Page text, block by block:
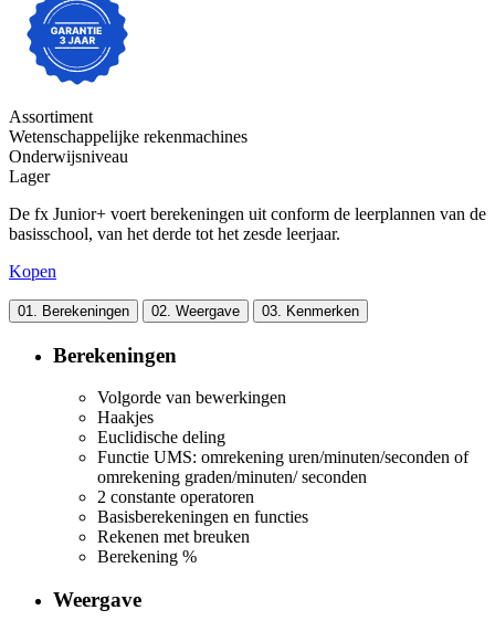
Assortiment
Wetenschappelijke rekenmachines
Onderwijsniveau
Lager
De fx Junior+ voert berekeningen uit conform de leerplannen van de
basisschool, van het derde tot het zesde leerjaar.
Kopen
01. Berekeningen 02. Weergave 03. Kenmerken
Berekeningen
Volgorde van bewerkingen
Haakjes
Euclidische deling
Functie UMS: omrekening uren/minuten/seconden of
omrekening graden/minuten/ seconden
2 constante operatoren
Basisberekeningen en functies
Rekenen met breuken
Berekening %
Weergave